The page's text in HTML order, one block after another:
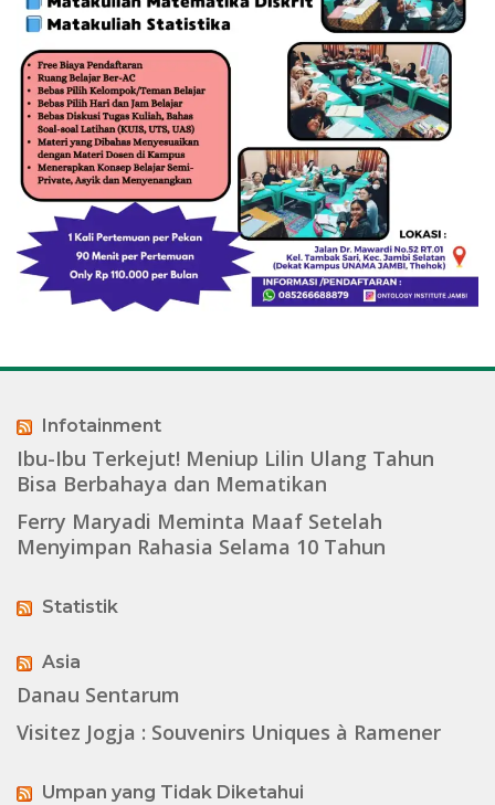
Infotainment
Ibu-Ibu Terkejut! Meniup Lilin Ulang Tahun
Bisa Berbahaya dan Mematikan
Ferry Maryadi Meminta Maaf Setelah
Menyimpan Rahasia Selama 10 Tahun
Statistik
Asia
Danau Sentarum
Visitez Jogja : Souvenirs Uniques à Ramener
Umpan yang Tidak Diketahui